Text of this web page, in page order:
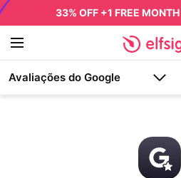
33% OFF +1 FREE MONTH
Avaliações do Google